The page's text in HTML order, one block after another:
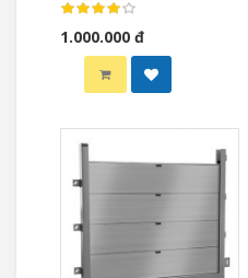
QUAY, MODEL CC
1.000.000 đ